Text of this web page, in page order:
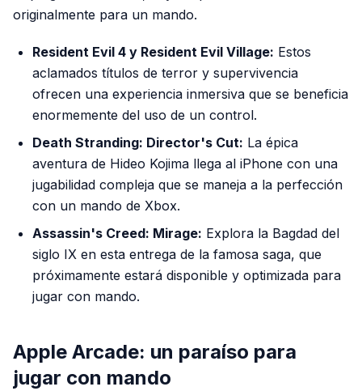
originalmente para un mando.
Resident Evil 4 y Resident Evil Village: Estos
aclamados títulos de terror y supervivencia
ofrecen una experiencia inmersiva que se beneficia
enormemente del uso de un control.
Death Stranding: Director's Cut: La épica
aventura de Hideo Kojima llega al iPhone con una
jugabilidad compleja que se maneja a la perfección
con un mando de Xbox.
Assassin's Creed: Mirage: Explora la Bagdad del
siglo IX en esta entrega de la famosa saga, que
próximamente estará disponible y optimizada para
jugar con mando.
Apple Arcade: un paraíso para
jugar con mando